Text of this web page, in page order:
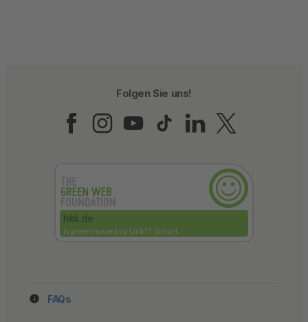
Folgen Sie uns!
Folgen Sie uns auf
Folgen Sie uns auf
Folgen Sie uns
Folgen Sie
Folgen
FAQs